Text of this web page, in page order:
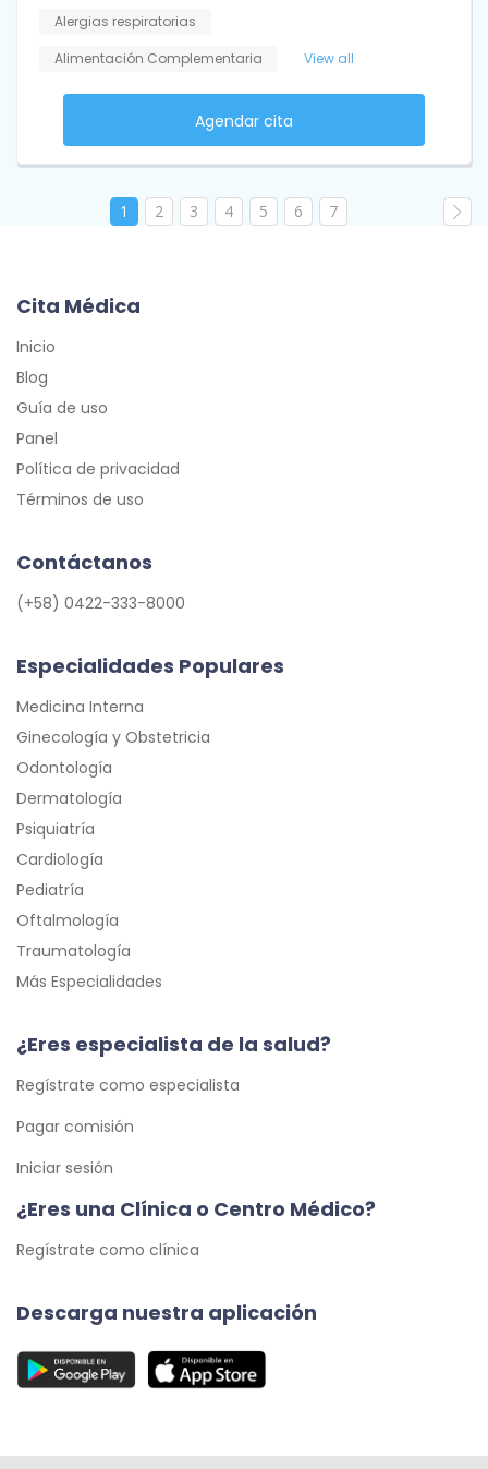
Alergias respiratorias
Alimentación Complementaria
View all
Agendar cita
1 2 3 4 5 6 7
Cita Médica
Inicio
Blog
Guía de uso
Panel
Política de privacidad
Términos de uso
Contáctanos
(+58) 0422-333-8000
Especialidades Populares
Medicina Interna
Ginecología y Obstetricia
Odontología
Dermatología
Psiquiatría
Cardiología
Pediatría
Oftalmología
Traumatología
Más Especialidades
¿Eres especialista de la salud?
Regístrate como especialista
Pagar comisión
Iniciar sesión
¿Eres una Clínica o Centro Médico?
Regístrate como clínica
Descarga nuestra aplicación